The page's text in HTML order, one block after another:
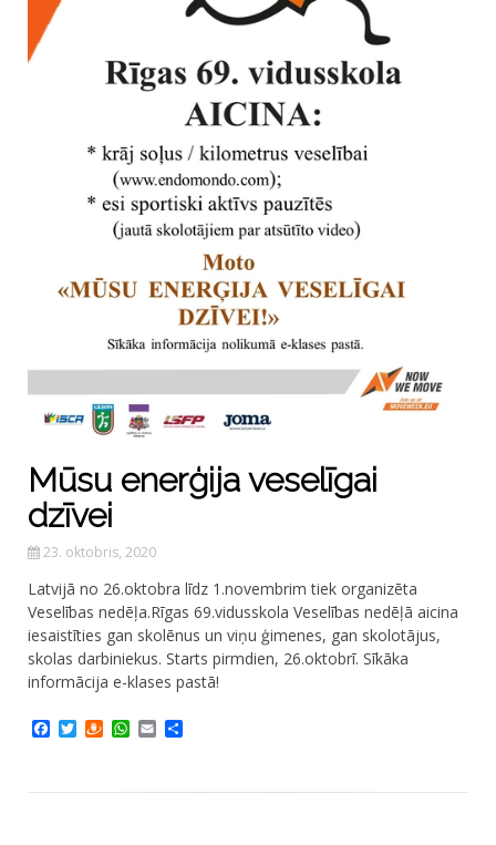
Mūsu enerģija veselīgai
dzīvei
23. oktobris, 2020
Latvijā no 26.oktobra līdz 1.novembrim tiek organizēta
Veselības nedēļa.Rīgas 69.vidusskola Veselības nedēļā aicina
iesaistīties gan skolēnus un viņu ģimenes, gan skolotājus,
skolas darbiniekus. Starts pirmdien, 26.oktobrī. Sīkāka
informācija e-klases pastā!
Facebook
TwitterDraugiem
WhatsApp
Email